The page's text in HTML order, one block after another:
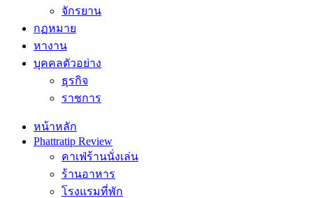
จักรยาน
กฏหมาย
หางาน
บุคคลตัวอย่าง
ธุรกิจ
ราชการ
หน้าหลัก
Phattratip Review
คาเฟ่ร้านนั่งเล่น
ร้านอาหาร
โรงแรมที่พัก